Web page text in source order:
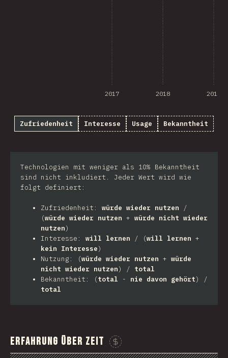
2017 2018 2019
Zufriedenheit Interesse Usage Bekanntheit
Technologien mit weniger als 10% Bekanntheit
sind nicht inkludiert. Jeder Wert wird wie
folgt definiert:
Zufriedenheit: würde wieder nutzen /
(würde wieder nutzen + würde nicht wieder
nutzen)
Interesse: will lernen / (will lernen +
kein Interesse)
Nutzung: (würde wieder nutzen + würde
nicht wieder nutzen) / total
Bekanntheit: (total - nie davon gehört) /
total
Erfahrung über Zeit
Sponsor This Chart